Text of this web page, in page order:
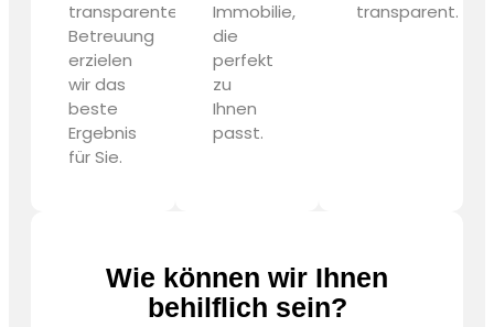
transparenter
Betreuung
erzielen
wir das
beste
Ergebnis
für Sie.
Immobilie,
die
perfekt
zu
Ihnen
passt.
transparent.
Wie können wir Ihnen
behilflich sein?